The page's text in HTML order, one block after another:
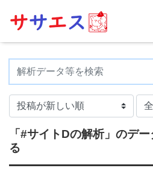
「#サイトDの解析」のデ
る